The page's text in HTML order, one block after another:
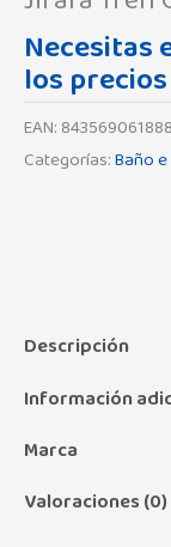
Necesitas
los precios
EAN:
Categorías:Baño
Descripción
Información
Marca
Valoraciones (0)